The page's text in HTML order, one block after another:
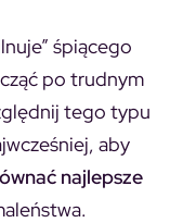
śpiącego
po trudnym
tego typu
aby
najlepsze